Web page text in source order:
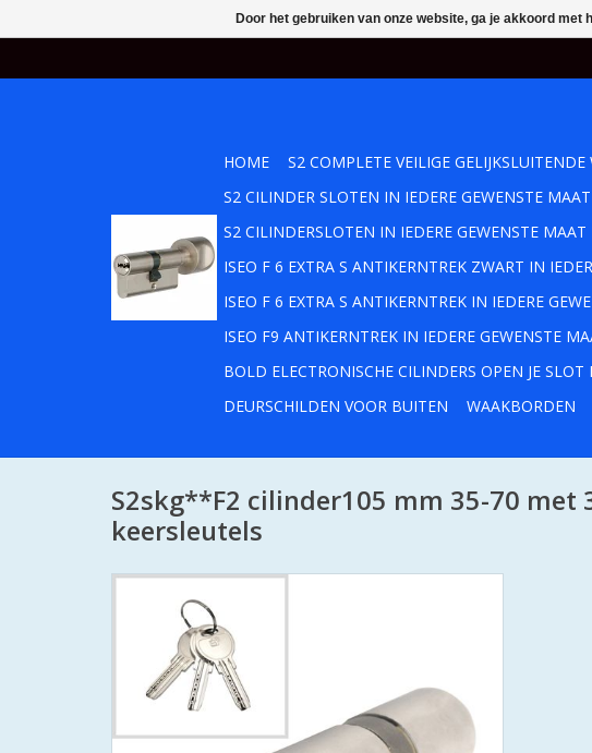
HOME
S2 COMPLETE VEILIGE
S2 CILINDER SLOTEN IN IEDERE GEWENSTE
S2 CILINDERSLOTEN IN IEDERE GEWENSTE
ISEO F 6 EXTRA S ANTIKERNTREK ZWART IN
ISEO F 6 EXTRA S ANTIKERNTREK IN IEDERE
ISEO F9 ANTIKERNTREK IN IEDERE GEWENSTE
BOLD ELECTRONISCHE CILINDERS OPEN JE
DEURSCHILDEN VOOR BUITEN
WAAKBORDEN
S2skg**F2 cilinder105 mm 35-70 met
keersleutels
Door het gebruiken van onze website, ga je akkoord